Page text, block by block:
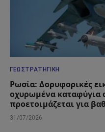
ΓΕΩΣΤΡΑΤΗΓΙΚΉ
Ρωσία: Δορυφορικές
οχυρωμένα
προετοιμάζεται για
31/07/2026